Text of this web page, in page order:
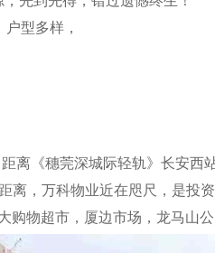
型多样，
离《穗莞深城际轻轨》长安西
离，万科物业近在咫尺，是投
购物超市，厦边市场，龙马山